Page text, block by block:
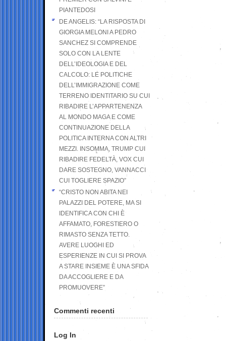
PIANTEDOSI
DE ANGELIS: “LA RISPOSTA DI
GIORGIA MELONI A PEDRO
SANCHEZ SI COMPRENDE
SOLO CON LA LENTE
DELL’IDEOLOGIA E DEL
CALCOLO: LE POLITICHE
DELL’IMMIGRAZIONE COME
TERRENO IDENTITARIO SU CUI
RIBADIRE L’APPARTENENZA
AL MONDO MAGA E COME
CONTINUAZIONE DELLA
POLITICA INTERNA CON ALTRI
MEZZI. INSOMMA, TRUMP CUI
RIBADIRE FEDELTÀ, VOX CUI
DARE SOSTEGNO, VANNACCI
CUI TOGLIERE SPAZIO”
“CRISTO NON ABITA NEI
PALAZZI DEL POTERE, MA SI
IDENTIFICA CON CHI È
AFFAMATO, FORESTIERO O
RIMASTO SENZA TETTO.
AVERE LUOGHI ED
ESPERIENZE IN CUI SI PROVA
A STARE INSIEME È UNA SFIDA
DA ACCOGLIERE E DA
PROMUOVERE”
Commenti recenti
Log In